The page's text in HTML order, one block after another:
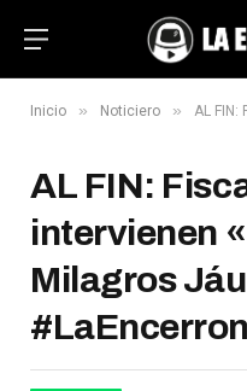
Inicio » Noticiero » AL FIN:
AL FIN:
intervienen
Milagros